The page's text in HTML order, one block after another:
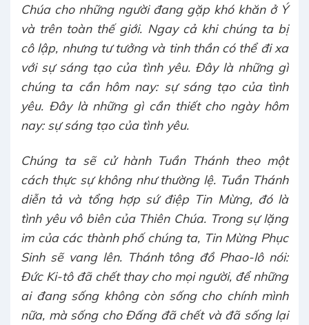
Chúa cho những người đang gặp khó khăn ở Ý
và trên toàn thế giới. Ngay cả khi chúng ta bị
cô lập, nhưng tư tưởng và tinh thần có thể đi xa
với sự sáng tạo của tình yêu. Đây là những gì
chúng ta cần hôm nay: sự sáng tạo của tình
yêu. Đây là những gì cần thiết cho ngày hôm
nay: sự sáng tạo của tình yêu.
Chúng ta sẽ cử hành Tuần Thánh theo một
cách thực sự không như thường lệ. Tuần Thánh
diễn tả và tổng hợp sứ điệp Tin Mừng, đó là
tình yêu vô biên của Thiên Chúa. Trong sự lặng
im của các thành phố chúng ta, Tin Mừng Phục
Sinh sẽ vang lên. Thánh tông đồ Phao-lô nói:
Đức Ki-tô đã chết thay cho mọi người, để những
ai đang sống không còn sống cho chính mình
nữa, mà sống cho Đấng đã chết và đã sống lại